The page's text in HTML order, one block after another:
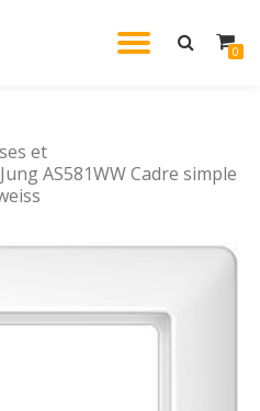
0
et
AS581WW Cadre simple